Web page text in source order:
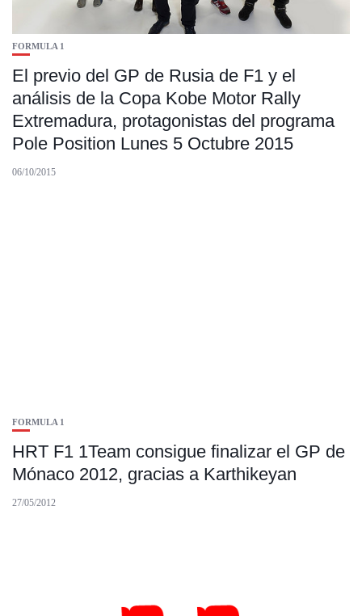
FORMULA 1
El previo del GP de Rusia de F1 y el
análisis de la Copa Kobe Motor Rally
Extremadura, protagonistas del programa
Pole Position Lunes 5 Octubre 2015
06/10/2015
FORMULA 1
HRT F1 1Team consigue finalizar el GP de
Mónaco 2012, gracias a Karthikeyan
27/05/2012